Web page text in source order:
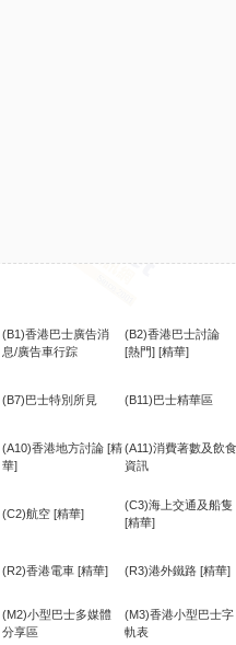
(B1)香港巴士廣告消
息/廣告車行踪
(B2)香港巴士討論
[熱門] [精華]
(B7)巴士特別所見 (B11)巴士精華區
(A10)香港地方討論 [精
華]
(A11)消費著數及飲食
資訊
(C2)航空 [精華]
(C3)海上交通及船隻
[精華]
(R2)香港電車 [精華] (R3)港外鐵路 [精華]
(M2)小型巴士多媒體
分享區
(M3)香港小型巴士字
軌表